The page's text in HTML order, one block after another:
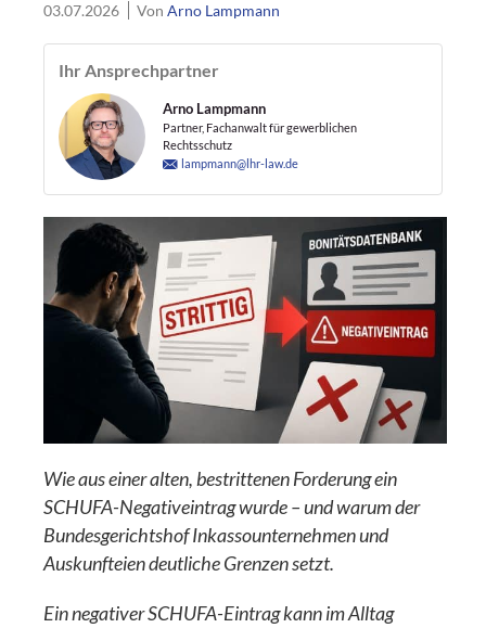
03.07.2026 VonArno Lampmann
Ihr Ansprechpartner
Arno Lampmann
Partner, Fachanwalt für gewerblichen
Rechtsschutz
lampmann@lhr-law.de
Wie aus einer alten, bestrittenen Forderung ein
SCHUFA-Negativeintrag wurde – und warum der
Bundesgerichtshof Inkassounternehmen und
Auskunfteien deutliche Grenzen setzt.
Ein negativer SCHUFA-Eintrag kann im Alltag